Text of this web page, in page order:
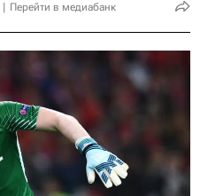
Перейти в медиабанк